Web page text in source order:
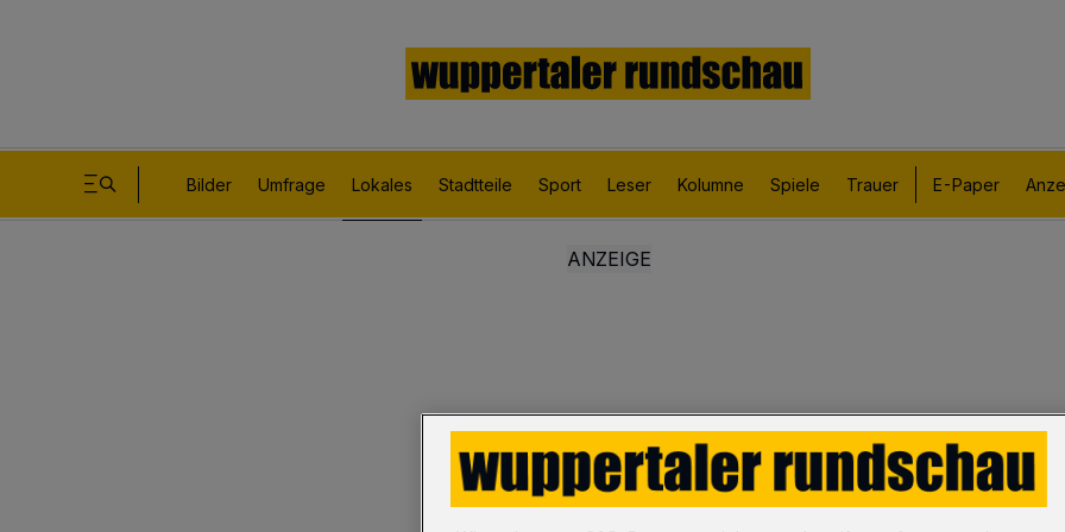
Bilder Umfrage Lokales Stadtteile Sport Leser Kolumne Spiele Trauer E-Paper